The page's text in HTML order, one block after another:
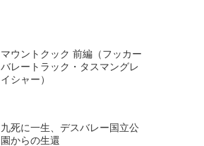
マウントクック 前編（フッカー
バレートラック・タスマングレ
イシャー）
九死に一生、デスバレー国立公
園からの生還